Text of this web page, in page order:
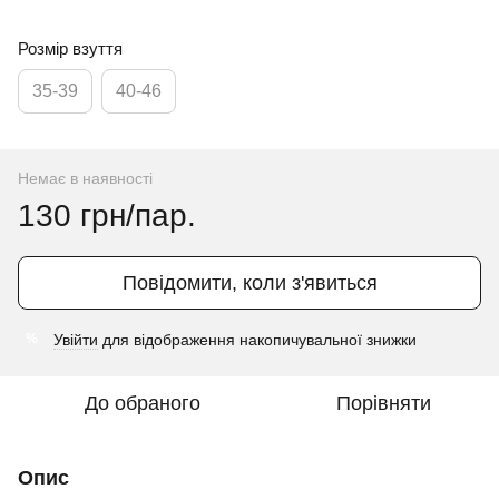
Розмір взуття
35-39 40-46
Немає в наявності
130 грн/пар.
Повідомити, коли з'явиться
Увійти для відображення накопичувальної знижки
До обраного Порівняти
Опис